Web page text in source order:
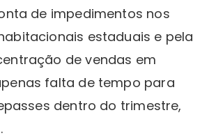
de impedimentos nos
estaduais e pela
de vendas em
falta de tempo para
dentro do trimestre,